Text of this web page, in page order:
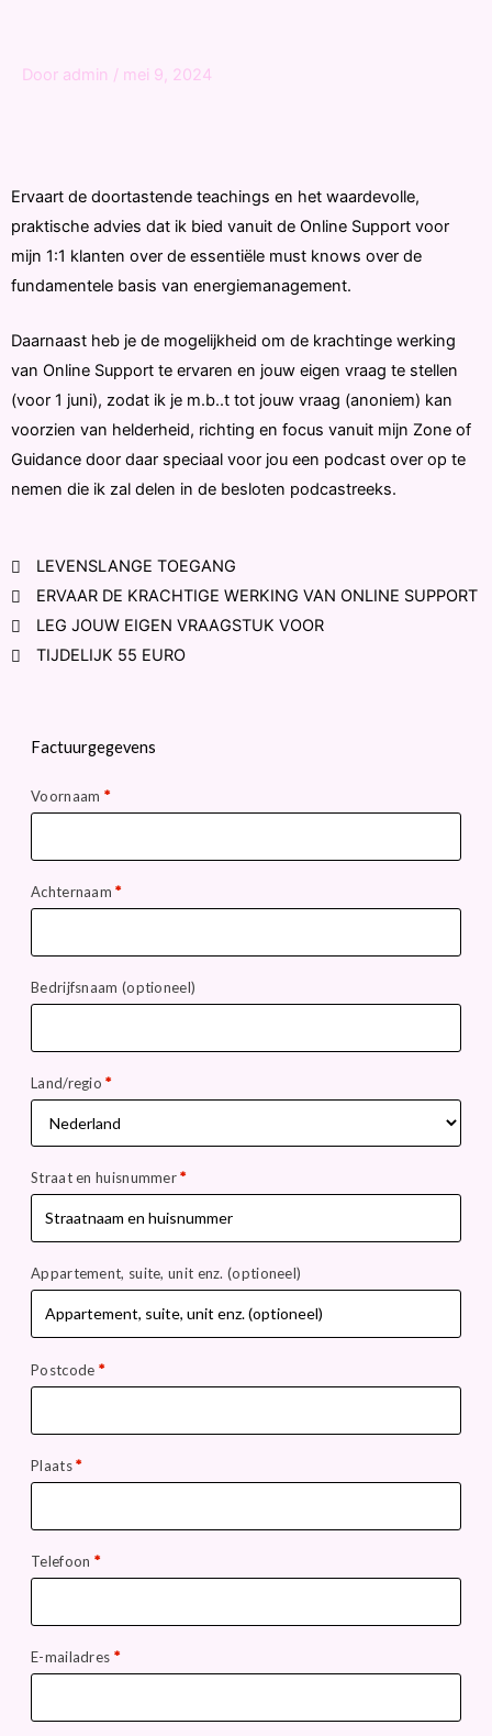
Door admin / mei 9, 2024
Ervaart de doortastende teachings en het waardevolle,
praktische advies dat ik bied vanuit de Online Support voor
mijn 1:1 klanten over de essentiële must knows over de
fundamentele basis van energiemanagement.
Daarnaast heb je de mogelijkheid om de krachtinge werking
van Online Support te ervaren en jouw eigen vraag te stellen
(voor 1 juni), zodat ik je m.b..t tot jouw vraag (anoniem) kan
voorzien van helderheid, richting en focus vanuit mijn Zone of
Guidance door daar speciaal voor jou een podcast over op te
nemen die ik zal delen in de besloten podcastreeks.
LEVENSLANGE TOEGANG
ERVAAR DE KRACHTIGE WERKING VAN ONLINE SUPPORT
LEG JOUW EIGEN VRAAGSTUK VOOR
TIJDELIJK 55 EURO
Factuurgegevens
Voornaam *
Achternaam*
Bedrijfsnaam (optioneel)
Land/regio*
Straat en huisnummer*
Appartement, suite, unit enz.(optioneel)
Postcode *
Plaats*
Telefoon *
E-mailadres *